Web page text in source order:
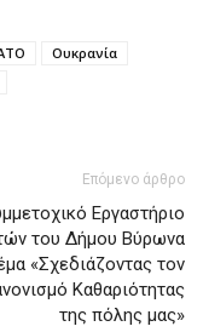
Ουκρανία
Επόμενο άρθρο
Εργαστήριο
του Δήμου Βύρωνα
«Σχεδιάζοντας τον
Καθαριότητας
της πόλης μας»